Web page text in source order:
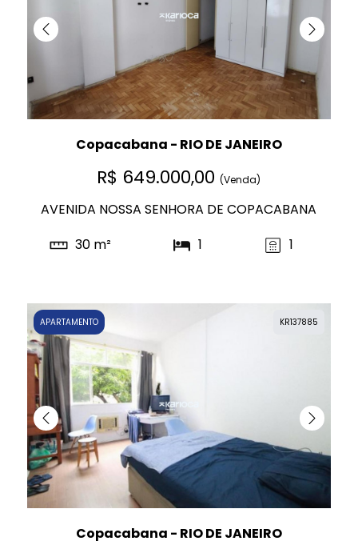
Copacabana - RIO DE JANEIRO
R$ 649.000,00(Venda)
AVENIDA NOSSA SENHORA DE COPACABANA
30 m²
1 1
KR137885
APARTAMENTO
Copacabana - RIO DE JANEIRO